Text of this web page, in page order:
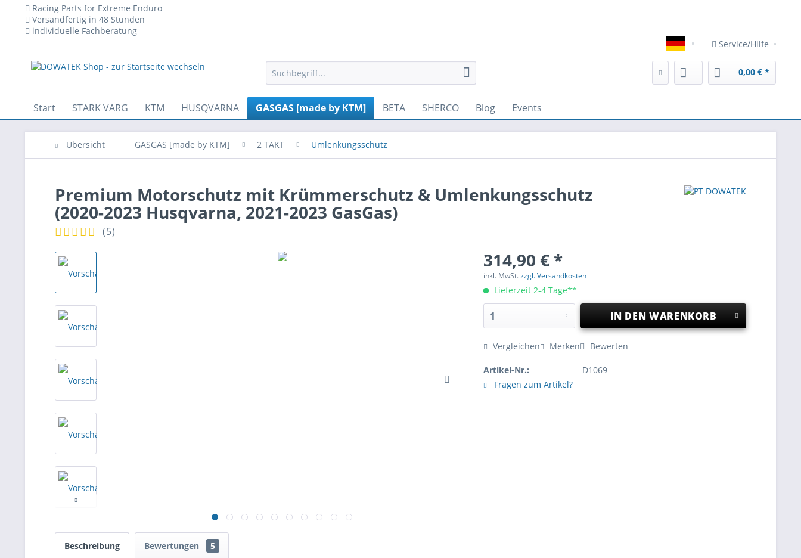
Racing Parts for Extreme Enduro
Versandfertig in 48 Stunden
individuelle Fachberatung
Deutsch Service/Hilfe
0,00 € *
Start STARK VARG KTM HUSQVARNA GASGAS [made by KTM] BETA SHERCO Blog Events
Übersicht GASGAS [made by KTM] 2 TAKT Umlenkungsschutz
technischen Betrieb der Website erforderlich sind und stets gesetzt werden. Andere Cookies, die den Komfort bei Benutzung dieser Website erhöhen, der Direktwerbung dienen oder die
Premium Motorschutz mit Krümmerschutz & Umlenkungsschutz
(2020-2023 Husqvarna, 2021-2023 GasGas)
(5)
314,90 € *
inkl. MwSt.zzgl. Versandkosten
Lieferzeit 2-4 Tage**
IN DEN WARENKORB
Vergleichen Merken Bewerten
Artikel-Nr.:
D1069
Fragen zum Artikel?
Beschreibung Bewertungen 5